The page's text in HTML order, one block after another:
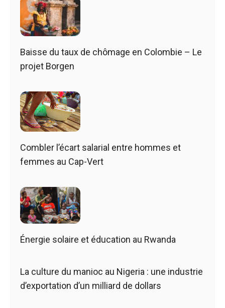
Baisse du taux de chômage en Colombie – Le
projet Borgen
Combler l’écart salarial entre hommes et
femmes au Cap-Vert
Énergie solaire et éducation au Rwanda
La culture du manioc au Nigeria : une industrie
d’exportation d’un milliard de dollars